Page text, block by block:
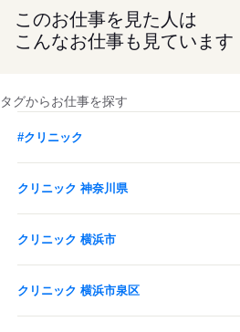
このお仕事を見た人は
こんなお仕事も見ています
タグからお仕事を探す
#クリニック
クリニック 神奈川県
クリニック 横浜市
クリニック 横浜市泉区